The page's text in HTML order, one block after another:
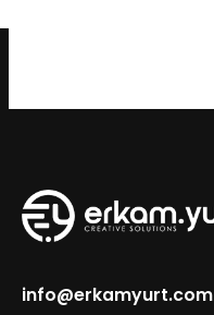
info@erkamyurt.com